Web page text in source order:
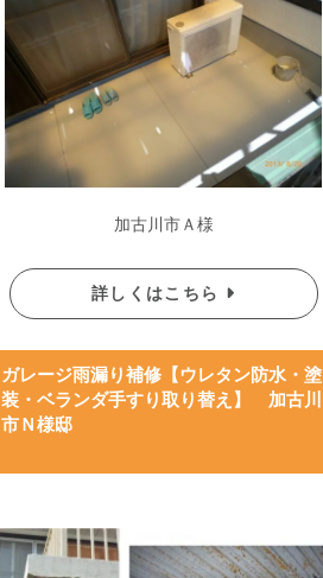
加古川市Ａ様
詳しくはこちら
ガレージ雨漏り補修【ウレタン防水・塗
装・ベランダ手すり取り替え】 加古川
市Ｎ様邸